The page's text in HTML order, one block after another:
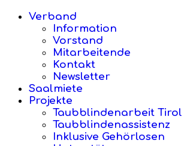
Verband
Information
Vorstand
Mitarbeitende
Kontakt
Newsletter
Saalmiete
Projekte
Taubblindenarbeit Tirol
Taubblindenassistenz
Inklusive Gehörlosen